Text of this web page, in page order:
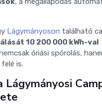
Lágymányoson található
10 200 000 kWh-val
óriási spórolás,
is.
Lágymányosi